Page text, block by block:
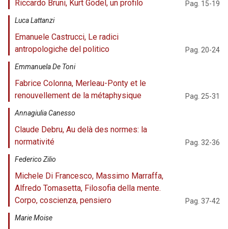
Riccardo Bruni, Kurt Gödel, un profilo Pag. 15-19
Luca Lattanzi
Emanuele Castrucci, Le radici
antropologiche del politico
Pag. 20-24
Emmanuela De Toni
Fabrice Colonna, Merleau-Ponty et le
renouvellement de la métaphysique
Pag. 25-31
Annagiulia Canesso
Claude Debru, Au delà des normes: la
normativité
Pag. 32-36
Federico Zilio
Michele Di Francesco, Massimo Marraffa,
Alfredo Tomasetta, Filosofia della mente.
Corpo, coscienza, pensiero
Pag. 37-42
Marie Moise